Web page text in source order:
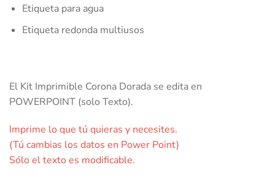
Etiqueta para agua
Etiqueta redonda multiusos
El Kit Imprimible Corona Dorada se edita en
POWERPOINT (solo Texto).
Imprime lo que tú quieras y necesites.
(Tú cambias los datos en Power Point)
Sólo el texto es modificable.